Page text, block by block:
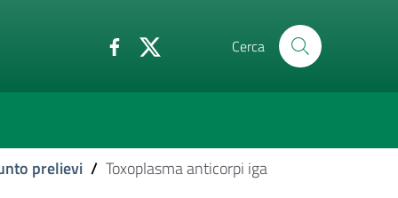
Cerca
prelievi / Toxoplasma anticorpi iga